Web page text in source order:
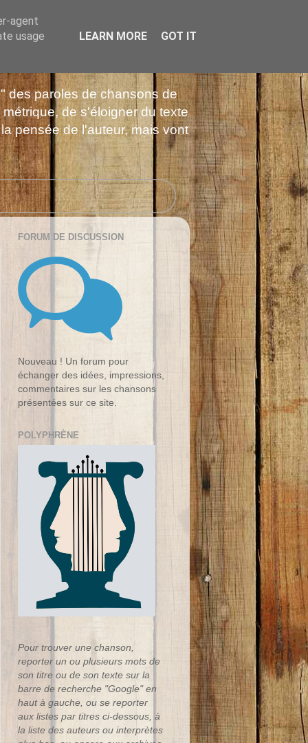
des paroles de chansons de
de s'éloigner du texte
pensée de l'auteur, mais vont
FORUM DE DISCUSSION
Nouveau ! Un forum pour
échanger des idées, impressions,
commentaires sur les chansons
présentées sur ce site.
POLYPHRÈNE
Pour trouver une chanson,
reporter un ou plusieurs mots de
son titre ou de son texte sur la
barre de recherche "Google" en
haut à gauche, ou se reporter
aux listes par titres ci-dessous, à
la liste des auteurs ou interprètes
agent
usage
LEARN MORE GOT IT